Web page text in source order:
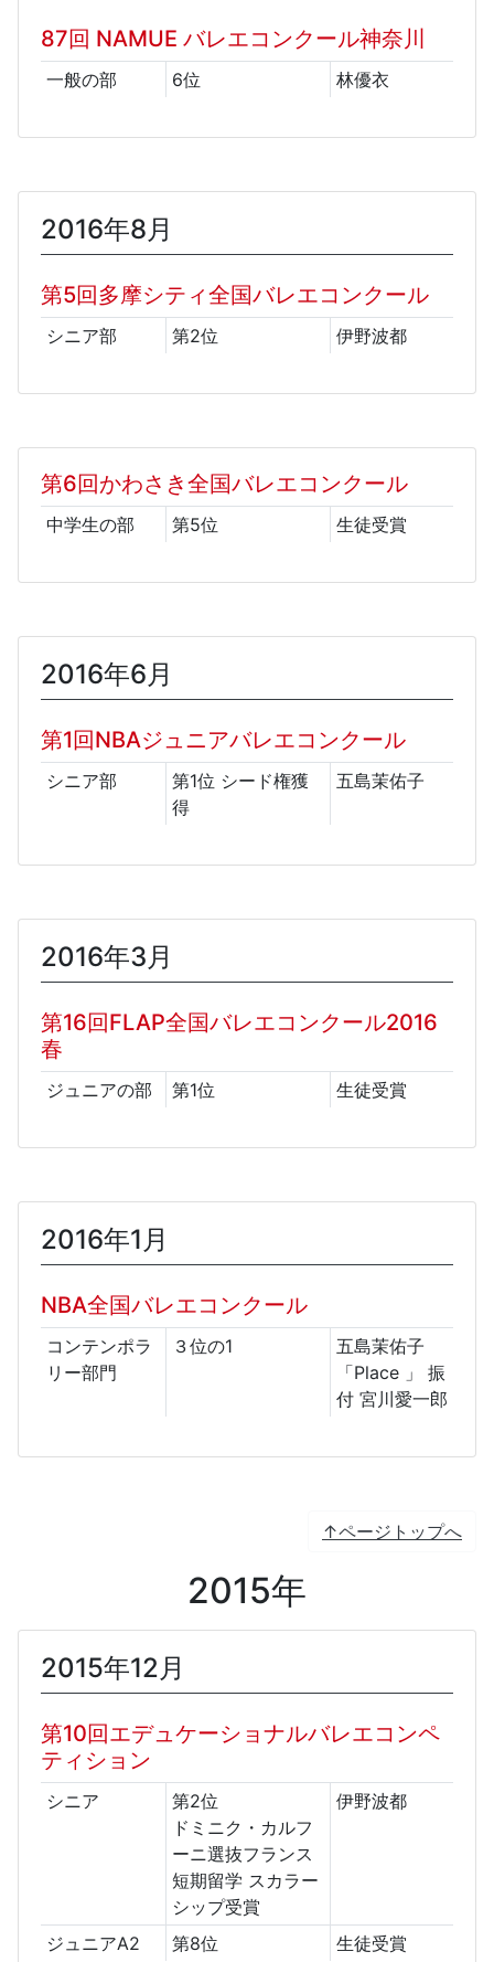
87回 NAMUE バレエコンクール神奈川
一般の部 6位 林優衣
2016年8月
第5回多摩シティ全国バレエコンクール
シニア部 第2位 伊野波都
第6回かわさき全国バレエコンクール
中学生の部 第5位 生徒受賞
2016年6月
第1回NBAジュニアバレエコンクール
シニア部
第1位 シード権獲
得
五島茉佑子
2016年3月
第16回FLAP全国バレエコンクール2016
春
ジュニアの部 第1位 生徒受賞
2016年1月
NBA全国バレエコンクール
コンテンポラ
リー部門
３位の1
五島茉佑子
「Place 」 振
付 宮川愛一郎
↑ページトップへ
2015年
2015年12月
第10回エデュケーショナルバレエコンペ
ティション
シニア
第2位
ドミニク・カルフ
ーニ選抜フランス
短期留学 スカラー
シップ受賞
伊野波都
ジュニアA2 第8位 生徒受賞